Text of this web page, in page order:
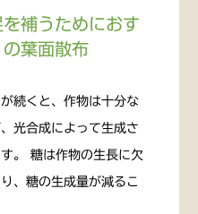
補うためにおす
葉面散布
続くと、作物は十分な
光合成によって生成さ
。 糖は作物の生長に欠
、糖の生成量が減るこ